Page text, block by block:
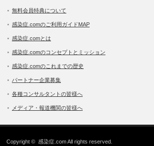
無料会員特典について
感染症.comのご利用ガイドMAP
感染症.comとは
感染症.comのコンセプトとミッション
感染症.comのこれまでの歴史
パートナー企業募集
各種コンサルタントの皆様へ
メディア・報道機関の皆様へ
Copyright ©感染症.comAll rights reserved.